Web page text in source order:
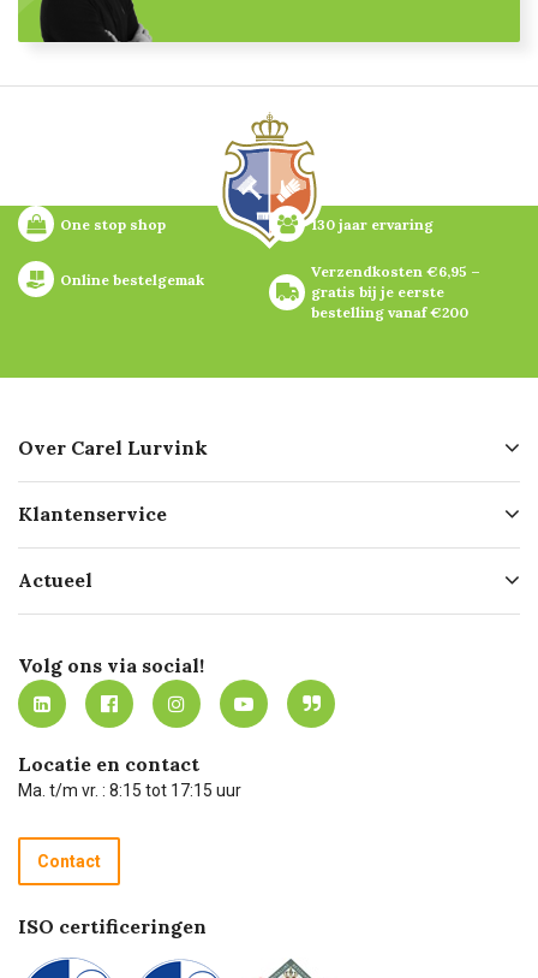
One stop shop 130 jaar ervaring
Online bestelgemak
Verzendkosten €6,95 –
gratis bij je eerste
bestelling vanaf €200
Over Carel Lurvink
Geschiedenis
Missie
Werken bij Carel Lurvink
MVO
Klantenservice
Bezorgen
Mijn Carel Lurvink
Mijn Carel Lurvink instructievideo's
Carel Lurvink App
Hulp op afstand
Technische dienst
Recycle programma
Betalen
Actueel
Innovation LAB
Tevreden klanten
Carel Lurvink Blog
Carel de podcast
Volg ons via social!
Locatie en contact
Ma. t/m vr. : 8:15 tot 17:15 uur
Contact
ISO certificeringen